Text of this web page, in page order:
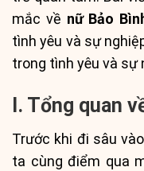
mắc về nữ Bảo
tình yêu và sự
trong tình yêu và sự
I. Tổng quan
Trước khi đi sâu
ta cùng điểm qua